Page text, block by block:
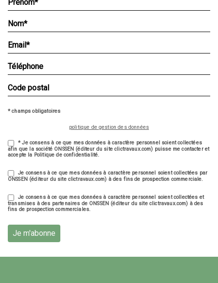
* champs obligatoires
politique de gestion des données
* Je consens à ce que mes données à caractère personnel soient collectées
afin que la société ONSSEN (éditeur du site clictravaux.com) puisse me contacter et
accepte la Politique de confidentialité.
Je consens à ce que mes données à caractère personnel soient collectées par
ONSSEN (éditeur du site clictravaux.com) à des fins de prospection commerciale.
Je consens à ce que mes données à caractère personnel soient collectées et
transmises à des partenaires de ONSSEN (éditeur du site clictravaux.com) à des
fins de prospection commerciales.
Je m'abonne